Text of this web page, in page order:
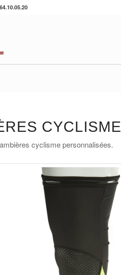
CYCLISME
cyclisme personnalisées.